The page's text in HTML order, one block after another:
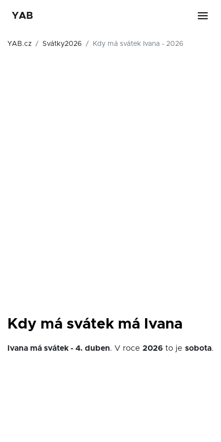
YAB
YAB.cz Svátky2026 Kdy má svátek Ivana - 2026
Kdy má svátek má Ivana
Ivana má svátek - 4. duben. V roce 2026 to je sobota.